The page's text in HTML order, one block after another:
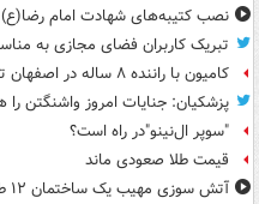
نصب کتیبه‌های شهادت امام
تبریک کاربران فضای مجازی به
کامیون با راننده ۸ ساله در اصفهان توقیف شد
پزشکیان: جنایات امروز واشنگتن
"سوپر ال‌نینو"در راه است؟
قیمت طلا صعودی ماند
آتش سوزی مهیب یک ساختمان ۱۲ طبقه در جاکارتا